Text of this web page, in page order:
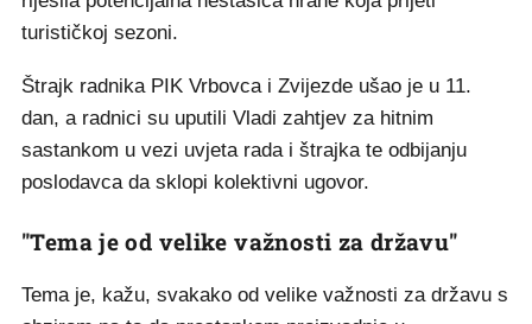
turističkoj sezoni.
Štrajk radnika PIK Vrbovca i Zvijezde ušao je u 11.
dan, a radnici su uputili Vladi zahtjev za hitnim
sastankom u vezi uvjeta rada i štrajka te odbijanju
poslodavca da sklopi kolektivni ugovor.
"Tema je od velike važnosti za državu"
Tema je, kažu, svakako od velike važnosti za državu s